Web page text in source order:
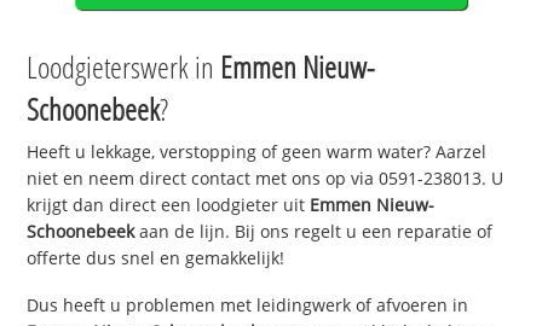
Loodgieterswerk in Emmen Nieuw-
Schoonebeek?
Heeft u lekkage, verstopping of geen warm water? Aarzel
niet en neem direct contact met ons op via 0591-238013. U
krijgt dan direct een loodgieter uit Emmen Nieuw-
Schoonebeekaan de lijn. Bij ons regelt u een reparatie of
offerte dus snel en gemakkelijk!
Dus heeft u problemen met leidingwerk of afvoeren in